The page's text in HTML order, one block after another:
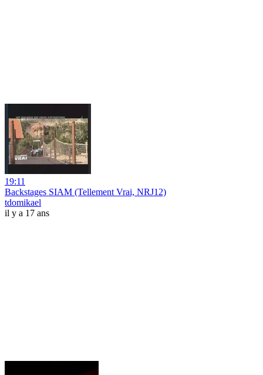
19:11
Backstages SIAM (Tellement Vrai, NRJ12)
tdomikael
il y a 17 ans